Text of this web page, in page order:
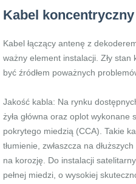
Kabel koncentryczny
Kabel łączący antenę z
ważny element instalacji. Zły
być źródłem poważnych
Jakość kabla: Na rynku
żyła główna oraz oplot
pokrytego miedzią (CCA). Takie
tłumienie, zwłaszcza na
na korozję. Do instalacji
pełnej miedzi, o wysokiej